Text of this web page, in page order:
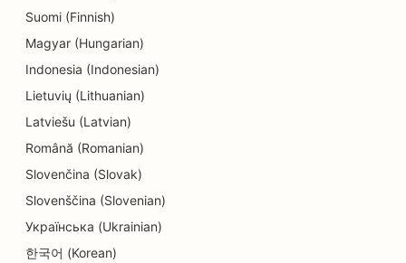
SEO endodontidele
SEO meelelahutuse ja vaba aja veetmise jaoks
SEO inseneribüroodele
EO etniliste restoranide jaoks
SEO Facelift teenuste jaoks
SEO pererestoranidele
Suomi (Finnish)
Magyar (Hungarian)
Indonesia (Indonesian)
Lietuvių (Lithuanian)
Latviešu (Latvian)
Română (Romanian)
Slovenčina (Slovak)
Slovenščina (Slovenian)
Українська (Ukrainian)
한국어 (Korean)